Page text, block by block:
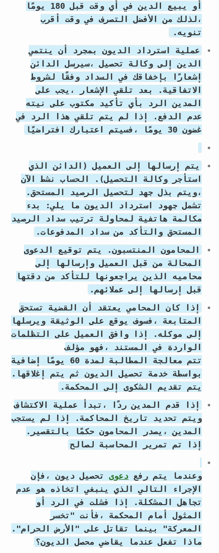
أو يبيع الدين في أي وقت قبل 180 يومًا
،لذلك من الأفضل التصرف في وقت أقرب
تنويه.
عملية استرداد الديون بمجرد أن ينتمي
الدين إلى وكالة تحصيل ،سيرسل الدائن
إشعارًا بإخفاقك في السداد وفقًا لشروط
الاتفاقية. بعد تلقي الإشعار ،يجب على
المدين الرد بأي تأكيد مكتوب على نيته
عدم الدفع. إذا لم يتم تلقي هذا الرد في
غضون 30 يومًا ،فسيتم اعتبارك افتراضيًا
يتم إرسالها إلى العميل (الدائن الذي
استأجر وكالة التحصيل). الحساب نشط الآن
،ويتم بذل جهد لتحصيل الرصيد المستحق.
تشمل جهود استرداد الديون ما يلي: بدء
مكالمة هاتفية لمحاولة ترتيب سداد الرصيد
المستحق والتأكد من سداد المدفوعات.
المحامون المنتسبون. يتم توقيع الدعوى
المحالة من قبل العميل وإرسالها إلى
محاميه الذين يراجعونها للتأكد من دقتها
قبل إرسالها إلى عملائهم.
إذا كان المحامي يعتقد أن القضية تستحق
المتابعة ،فسوف يوقع على الوثيقة ويرسلها
إلى موكله. إذا وافق العميل على التظلمات
الواردة في المستند ،فهو مؤلف
تتم معالجة المطالبة لمدة 60 يومًا إضافية
بواسطة خدمة تحصيل الديون ثم يتم إغلاقها.
يتم تقديم الشكوى إلى المحكمة.
إذا قدم المدين ردًا ،تبدأ عملية الاكتشاف
ويتم تحديد تاريخ المحاكمة. إذا لم يستجب
المدين ،يصدر المحامون حكمًا بالتقصير.
إذا تم تمرير المحاسبة لصالح
وعندما يتم رفع دعوى تحصيل ديون ،فإن
الإجراء التالي الذي ينبغي اتخاذه هو عدم
تجاهل المشكلة. إذا فشلت في الرد أو
المثول أمام المحكمة ،فأنت "تخسر
المعركة" بينما تقاتل على "الأرض الحرام".
ماذا تفعل عندما يقاضي محصل الديون؟